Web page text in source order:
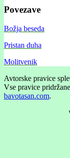
Povezave
Božja beseda
Pristan duha
Molitvenik
Avtorske pravice
Vse pravice
bavotasan.com.